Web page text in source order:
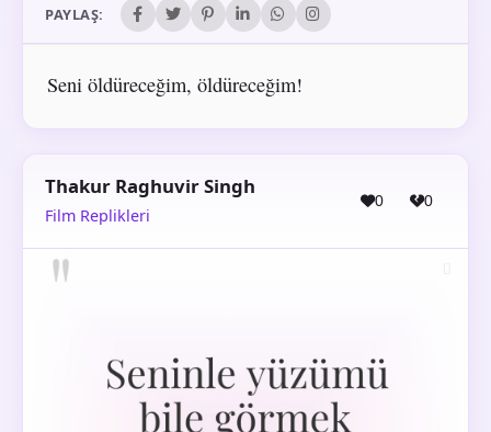
PAYLAŞ:
Seni öldüreceğim, öldüreceğim!
Thakur Raghuvir Singh
Film Replikleri
0 0